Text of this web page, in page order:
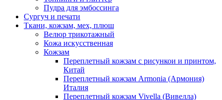
Пудра для эмбоссинга
Сургуч и печати
Ткани, кожзам, мех, плюш
Велюр трикотажный
Кожа искусственная
Кожзам
Переплетный кожзам с рисункои и принтом,
Китай
Переплетный кожзам Armonia (Армония)
Италия
Переплетный кожзам Vivella (Вивелла)